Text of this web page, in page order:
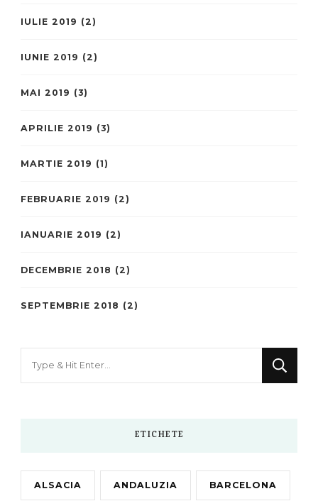
IULIE 2019 (2)
IUNIE 2019 (2)
MAI 2019 (3)
APRILIE 2019 (3)
MARTIE 2019 (1)
FEBRUARIE 2019 (2)
IANUARIE 2019 (2)
DECEMBRIE 2018 (2)
SEPTEMBRIE 2018 (2)
ETICHETE
ALSACIA ANDALUZIA BARCELONA